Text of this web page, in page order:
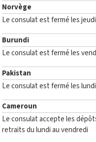
Norvège
Le consulat est fermé les
Burundi
Le consulat est fermé les
Pakistan
Le consulat est fermé les
Cameroun
Le consulat accepte les
retraits du lundi au vendredi